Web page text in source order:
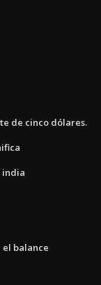
de cinco dólares.
india
el balance